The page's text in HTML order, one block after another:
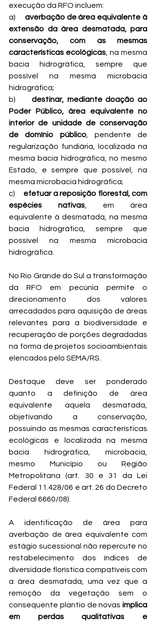
execução da RFO incluem:
a) averbação de área equivalente à
extensão da área desmatada, para
conservação, com as mesmas
características ecológicas , na mesma
bacia hidrográfica, sempre que
possível na mesma microbacia
hidrográfica;
b) destinar, mediante doação ao
Poder Público, área equivalente no
interior de unidade de conservação
de domínio público, pendente de
regularização fundiária, localizada na
mesma bacia hidrográfica, no mesmo
Estado, e sempre que possível, na
mesma microbacia hidrográfica;
c) efetuar a reposição florestal, com
espécies nativas , em área
equivalente à desmatada, na mesma
bacia hidrográfica, sempre que
possível na mesma microbacia
hidrográfica.
No Rio Grande do Sul a transformação
da RFO em pecúnia permite o
direcionamento dos valores
arrecadados para aquisição de áreas
relevantes para a biodiversidade e
recuperação de porções degradadas
na forma de projetos socioambientais
elencados pelo SEMA/RS.
Destaque deve ser ponderado
quanto a definição de área
equivalente aquela desmatada,
objetivando a conservação,
possuindo as mesmas características
ecológicas e localizada na mesma
bacia hidrográfica, microbacia,
mesmo Município ou Região
Metropolitana (art. 30 e 31 da Lei
Federal 11.428/06 e art. 26 do Decreto
Federal 6660/08).
A identificação de área para
averbação de área equivalente com
estágio sucessional não repercute no
restabelecimento dos índices de
diversidade florística compatíveis com
a área desmatada, uma vez que a
remoção da vegetação sem o
consequente plantio de novas implica
em perdas qualitativas e